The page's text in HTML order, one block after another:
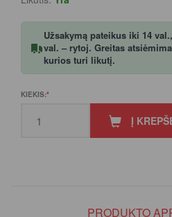
Užsakymą pateikus iki 14
val. – rytoj. Greitas
kurios turi likutį.
KIEKIS:
Į
PRODUKTO